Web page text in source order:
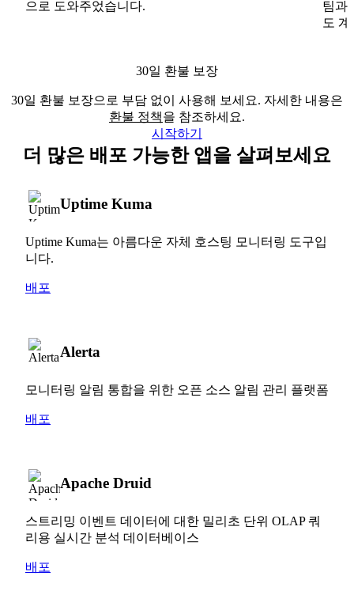
으로 도와주었습니다.
팀과
도
30일 환불 보장
30일 환불 보장으로 부담 없이 사용해 보세요. 자세한 내용은
환불 정책을 참조하세요.
시작하기
더 많은 배포 가능한 앱을 살펴보세요
Uptime Kuma
Uptime Kuma는 아름다운 자체 호스팅 모니터링 도구입
니다.
배포
Alerta
모니터링 알림 통합을 위한 오픈 소스 알림 관리 플랫폼
배포
Apache Druid
스트리밍 이벤트 데이터에 대한 밀리초 단위 OLAP 쿼
리용 실시간 분석 데이터베이스
배포